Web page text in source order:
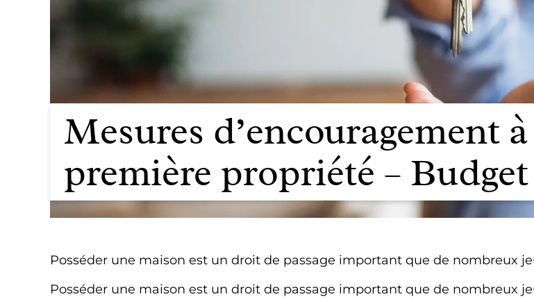
Mesures d’encouragement
première propriété – Budget
Posséder une maison est un droit de passage important que de nombreux
Posséder une maison est un droit de passage important que de nombreux